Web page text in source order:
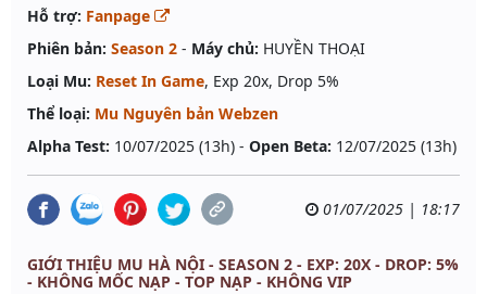
Hỗ trợ: Fanpage
Phiên bản: Season 2 - Máy chủ: HUYỀN THOẠI
Loại Mu: Reset In Game, Exp 20x, Drop 5%
Thể loại: Mu Nguyên bản Webzen
Alpha Test: 10/07/2025 (13h) - Open Beta: 12/07/2025 (13h)
01/07/2025 | 18:17
GIỚI THIỆU MU HÀ NỘI - SEASON 2 - EXP: 20X - DROP: 5%
- KHÔNG MỐC NẠP - TOP NẠP - KHÔNG VIP